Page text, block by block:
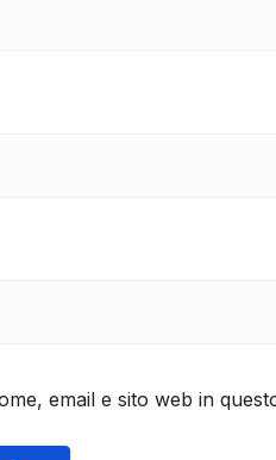
email e sito web in